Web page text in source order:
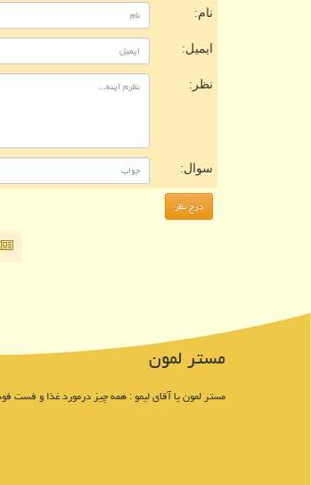
نام:
ایمیل:
نظر:
سوال:
مستر لمون
مستر لمون یا آقای لیمو : همه چیز درمورد غذا و فست